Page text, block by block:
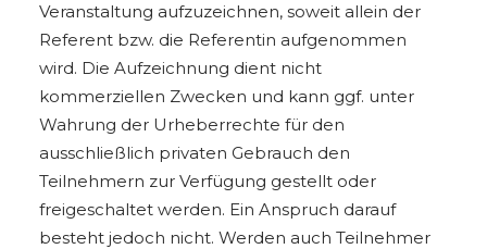
Veranstaltung aufzuzeichnen, soweit allein der
Referent bzw. die Referentin aufgenommen
wird. Die Aufzeichnung dient nicht
kommerziellen Zwecken und kann ggf. unter
Wahrung der Urheberrechte für den
ausschließlich privaten Gebrauch den
Teilnehmern zur Verfügung gestellt oder
freigeschaltet werden. Ein Anspruch darauf
besteht jedoch nicht. Werden auch Teilnehmer